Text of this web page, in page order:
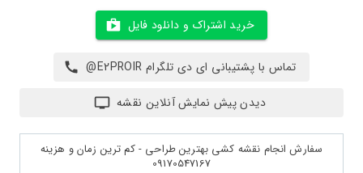
خرید اشتراک و دانلود فایل
تماس با پشتیبانی ای دی تلگرام E2PROIR@
دیدن پیش نمایش آنلاین نقشه
سفارش انجام نقشه کشی بهترین طراحی - کم ترین زمان و هزینه
09170547167